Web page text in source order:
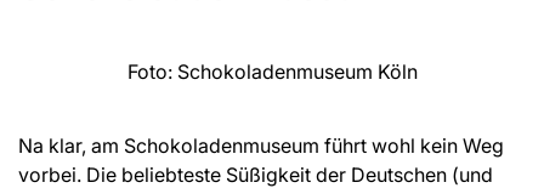
Foto: Schokoladenmuseum Köln
Na klar, am Schokoladenmuseum führt wohl kein Weg
vorbei. Die beliebteste Süßigkeit der Deutschen (und